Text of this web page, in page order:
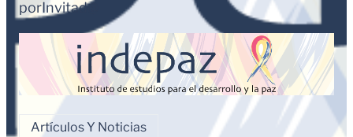
porInvitad@
Artículos Y Noticias